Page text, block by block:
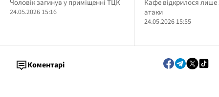
річного чоловіка: поліція
з’ясовує обставини
Чоловік загинув у приміщенні ТЦК
24.05.2026 15:16
Подолі
пригощає киян
розбиті вікна
Кафе відкрилося лише
атаки
24.05.2026 15:55
Коментарі